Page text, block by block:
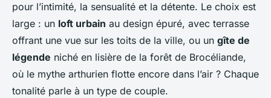
pour l’intimité, la sensualité et la détente. Le choix est
large : un loft urbain au design épuré, avec terrasse
offrant une vue sur les toits de la ville, ou un gîte de
légende niché en lisière de la forêt de Brocéliande,
où le mythe arthurien flotte encore dans l’air ? Chaque
tonalité parle à un type de couple.